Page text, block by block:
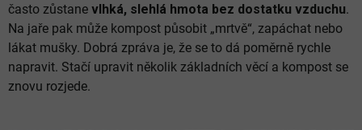
často zůstane vlhká, slehlá hmota bez dostatku vzduchu.
Na jaře pak může kompost působit „mrtvě“, zapáchat nebo
lákat mušky. Dobrá zpráva je, že se to dá poměrně rychle
napravit. Stačí upravit několik základních věcí a kompost se
znovu rozjede.